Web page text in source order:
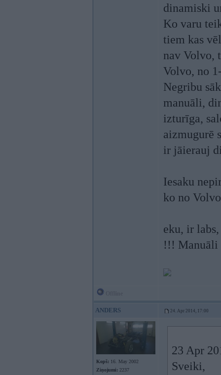
dinamiski
Ko varu
tiem kas
nav Volvo,
Volvo, no
Negribu
manuāli,
izturīga,
aizmugurē
ir jāierauj
Iesaku
ko no
eku, ir
!!! Manuāli
ANDERS 24. Apr 2014, 17:00
Kopš: 16. May 2002
Ziņojumi: 2237
23 Apr
Sveiki,